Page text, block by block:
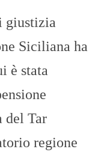
giustizia
Siciliana ha
è stata
del Tar
regione